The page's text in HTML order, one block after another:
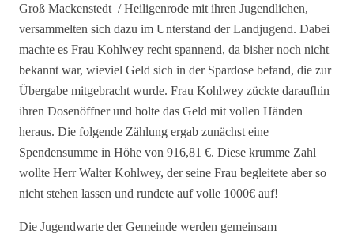
Groß Mackenstedt / Heiligenrode mit ihren Jugendlichen,
versammelten sich dazu im Unterstand der Landjugend. Dabei
machte es Frau Kohlwey recht spannend, da bisher noch nicht
bekannt war, wieviel Geld sich in der Spardose befand, die zur
Übergabe mitgebracht wurde. Frau Kohlwey zückte daraufhin
ihren Dosenöffner und holte das Geld mit vollen Händen
heraus. Die folgende Zählung ergab zunächst eine
Spendensumme in Höhe von 916,81 €. Diese krumme Zahl
wollte Herr Walter Kohlwey, der seine Frau begleitete aber so
nicht stehen lassen und rundete auf volle 1000€ auf!
Die Jugendwarte der Gemeinde werden gemeinsam